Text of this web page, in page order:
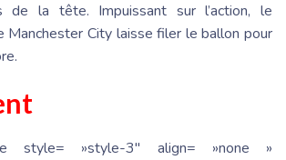
de la tête. Impuissant sur l’action, le
Manchester City laisse filer le ballon pour
style= »style-3″ align= »none »